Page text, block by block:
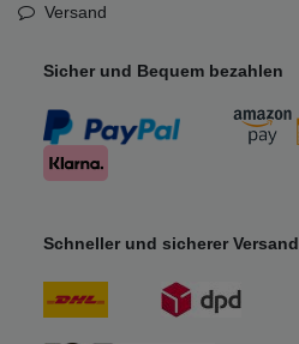
Versand
Sicher und Bequem bezahlen
Schneller und sicherer Versand